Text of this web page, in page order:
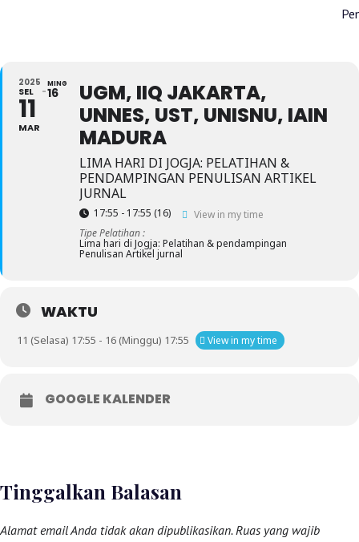
2025
SEL
11
MAR
MING
16
UGM, IIQ JAKARTA,
UNNES, UST, UNISNU, IAIN
MADURA
LIMA HARI DI JOGJA: PELATIHAN &
PENDAMPINGAN PENULISAN ARTIKEL
JURNAL
17:55 - 17:55 (16)
View in my time
Tipe Pelatihan :
Lima hari di Jogja: Pelatihan & pendampingan
Penulisan Artikel jurnal
WAKTU
11 (Selasa) 17:55 - 16 (Minggu) 17:55 View in my time
GOOGLE KALENDER
Tinggalkan Balasan
Alamat email Anda tidak akan dipublikasikan. Ruas yang wajib